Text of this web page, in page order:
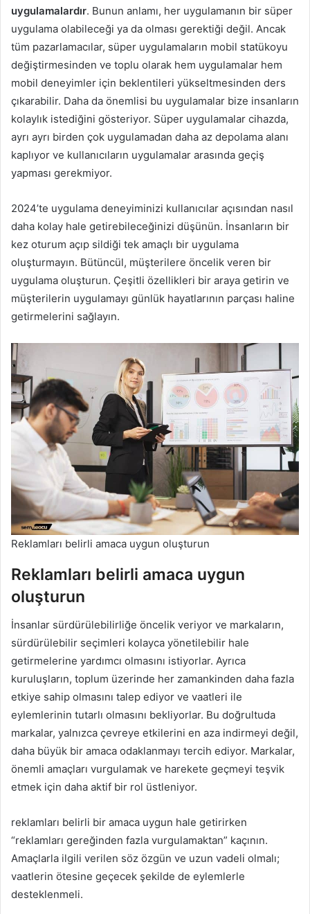
uygulamalardır. Bunun anlamı, her uygulamanın bir süper
uygulama olabileceği ya da olması gerektiği değil. Ancak
tüm pazarlamacılar, süper uygulamaların mobil statükoyu
değiştirmesinden ve toplu olarak hem uygulamalar hem
mobil deneyimler için beklentileri yükseltmesinden ders
çıkarabilir. Daha da önemlisi bu uygulamalar bize insanların
kolaylık istediğini gösteriyor. Süper uygulamalar cihazda,
ayrı ayrı birden çok uygulamadan daha az depolama alanı
kaplıyor ve kullanıcıların uygulamalar arasında geçiş
yapması gerekmiyor.
2024’te uygulama deneyiminizi kullanıcılar açısından nasıl
daha kolay hale getirebileceğinizi düşünün. İnsanların bir
kez oturum açıp sildiği tek amaçlı bir uygulama
oluşturmayın. Bütüncül, müşterilere öncelik veren bir
uygulama oluşturun. Çeşitli özellikleri bir araya getirin ve
müşterilerin uygulamayı günlük hayatlarının parçası haline
getirmelerini sağlayın.
Reklamları belirli amaca uygun oluşturun
Reklamları belirli amaca uygun
oluşturun
İnsanlar sürdürülebilirliğe öncelik veriyor ve markaların,
sürdürülebilir seçimleri kolayca yönetilebilir hale
getirmelerine yardımcı olmasını istiyorlar. Ayrıca
kuruluşların, toplum üzerinde her zamankinden daha fazla
etkiye sahip olmasını talep ediyor ve vaatleri ile
eylemlerinin tutarlı olmasını bekliyorlar. Bu doğrultuda
markalar, yalnızca çevreye etkilerini en aza indirmeyi değil,
daha büyük bir amaca odaklanmayı tercih ediyor. Markalar,
önemli amaçları vurgulamak ve harekete geçmeyi teşvik
etmek için daha aktif bir rol üstleniyor.
reklamları belirli bir amaca uygun hale getirirken
“reklamları gereğinden fazla vurgulamaktan” kaçının.
Amaçlarla ilgili verilen söz özgün ve uzun vadeli olmalı;
vaatlerin ötesine geçecek şekilde de eylemlerle
desteklenmeli.